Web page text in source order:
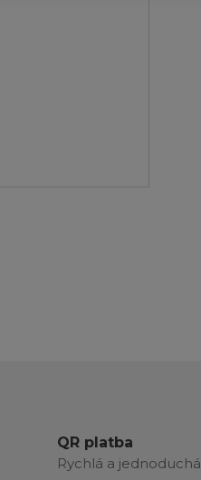
QR platba
Rychlá a jednoduchá